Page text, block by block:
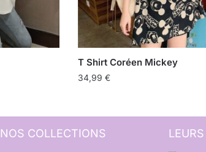
T Shirt Coréen Mickey
34,99 €
NOS COLLECTIONS